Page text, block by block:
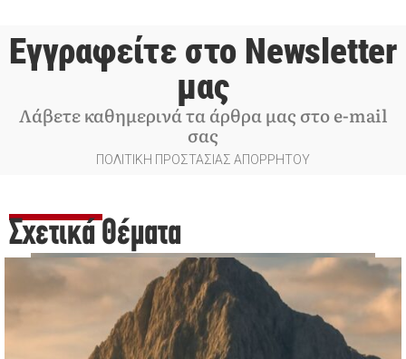
Εγγραφείτε στο Newsletter
μας
Λάβετε καθημερινά τα άρθρα μας στο e-mail
σας
ΠΟΛΙΤΙΚΗ ΠΡΟΣΤΑΣΙΑΣ ΑΠΟΡΡΗΤΟΥ
Σχετικά Θέματα